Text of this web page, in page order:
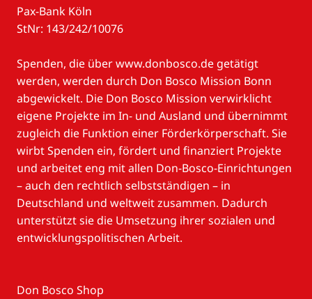
Pax-Bank Köln
StNr: 143/242/10076
Spenden, die über www.donbosco.de getätigt
werden, werden durch Don Bosco Mission Bonn
abgewickelt. Die Don Bosco Mission verwirklicht
eigene Projekte im In- und Ausland und übernimmt
zugleich die Funktion einer Förderkörperschaft. Sie
wirbt Spenden ein, fördert und finanziert Projekte
und arbeitet eng mit allen Don-Bosco-Einrichtungen
– auch den rechtlich selbstständigen – in
Deutschland und weltweit zusammen. Dadurch
unterstützt sie die Umsetzung ihrer sozialen und
entwicklungspolitischen Arbeit.
Don Bosco Shop